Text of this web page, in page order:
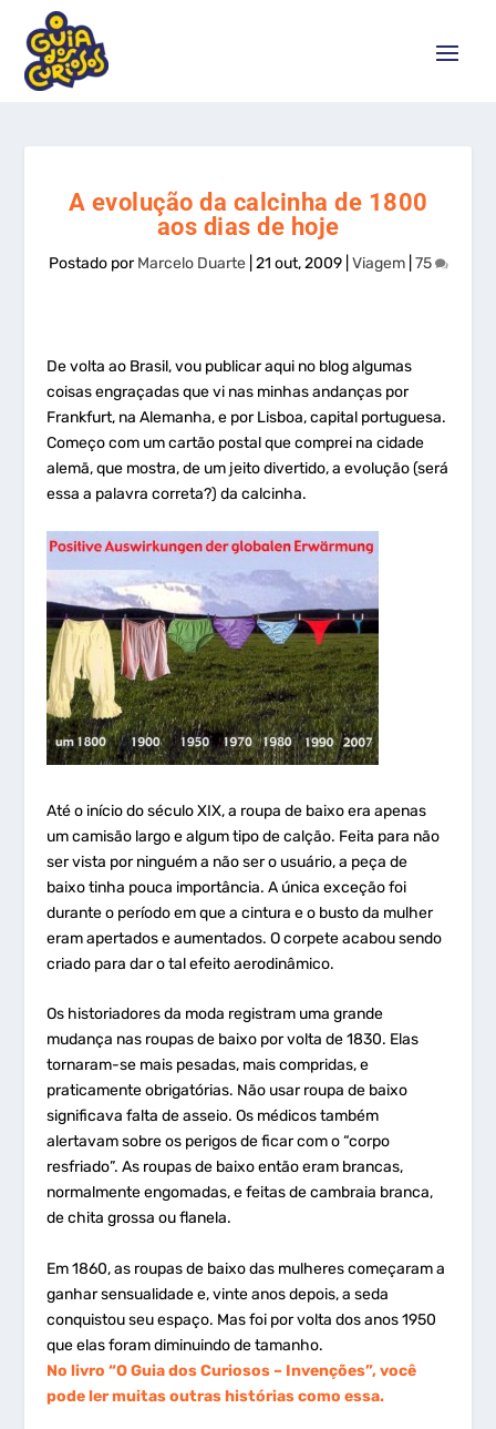
A evolução da calcinha de 1800
aos dias de hoje
Postado porMarcelo Duarte| 21 out, 2009| Viagem| 75
De volta ao Brasil, vou publicar aqui no blog algumas
coisas engraçadas que vi nas minhas andanças por
Frankfurt, na Alemanha, e por Lisboa, capital portuguesa.
Começo com um cartão postal que comprei na cidade
alemã, que mostra, de um jeito divertido, a evolução (será
essa a palavra correta?) da calcinha.
Até o início do século XIX, a roupa de baixo era apenas
um camisão largo e algum tipo de calção. Feita para não
ser vista por ninguém a não ser o usuário, a peça de
baixo tinha pouca importância. A única exceção foi
durante o período em que a cintura e o busto da mulher
eram apertados e aumentados. O corpete acabou sendo
criado para dar o tal efeito aerodinâmico.
Os historiadores da moda registram uma grande
mudança nas roupas de baixo por volta de 1830. Elas
tornaram-se mais pesadas, mais compridas, e
praticamente obrigatórias. Não usar roupa de baixo
significava falta de asseio. Os médicos também
alertavam sobre os perigos de ficar com o “corpo
resfriado”. As roupas de baixo então eram brancas,
normalmente engomadas, e feitas de cambraia branca,
de chita grossa ou flanela.
Em 1860, as roupas de baixo das mulheres começaram a
ganhar sensualidade e, vinte anos depois, a seda
conquistou seu espaço. Mas foi por volta dos anos 1950
que elas foram diminuindo de tamanho.
No livro “O Guia dos Curiosos – Invenções”, você
pode ler muitas outras histórias como essa.